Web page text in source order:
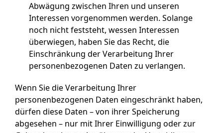
Abwägung zwischen Ihren und unseren
Interessen vorgenommen werden. Solange
noch nicht feststeht, wessen Interessen
überwiegen, haben Sie das Recht, die
Einschränkung der Verarbeitung Ihrer
personenbezogenen Daten zu verlangen.
Wenn Sie die Verarbeitung Ihrer
personenbezogenen Daten eingeschränkt haben,
dürfen diese Daten – von ihrer Speicherung
abgesehen – nur mit Ihrer Einwilligung oder zur